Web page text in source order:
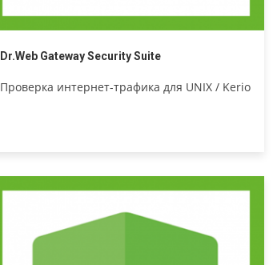
Dr.Web Gateway Security Suite
Проверка интернет-трафика для UNIX / Kerio